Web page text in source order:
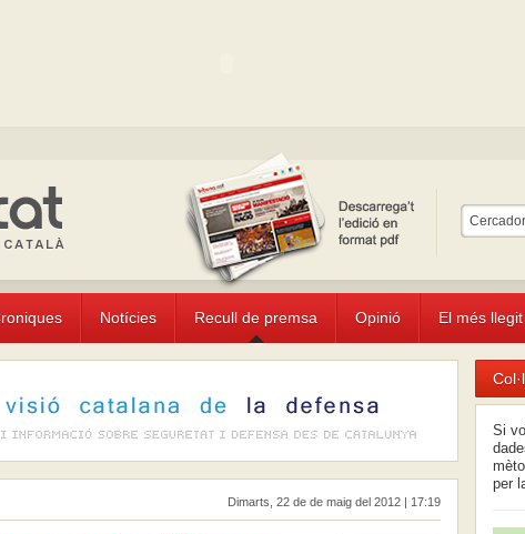
Notícies Recull de premsa Opinió El més llegit
Dimarts, 22 de de maig del 2012 | 17:19
Si
per